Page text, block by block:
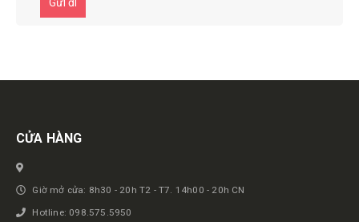
Get in touch
CỬA HÀNG
Giờ mở cửa: 8h30 - 20h T2 - T7. 14h00 - 20h CN
Hotline: 098.575.5950